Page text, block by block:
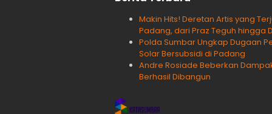
Makin Hits! Deretan Artis yang
Padang, dari Praz Teguh hingga
Polda Sumbar Ungkap Dugaan
Solar Bersubsidi di Padang
Andre Rosiade Beberkan
Berhasil Dibangun